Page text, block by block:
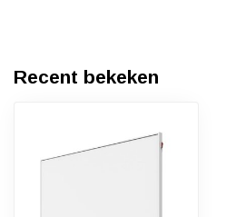
Recent bekeken